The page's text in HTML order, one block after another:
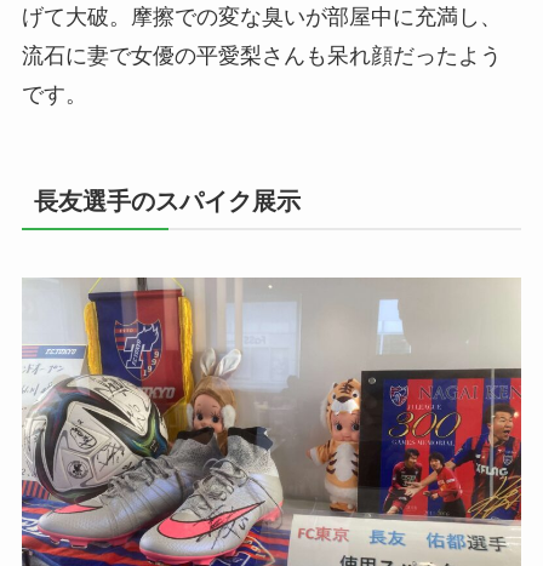
げて大破。摩擦での変な臭いが部屋中に充満し、
流石に妻で女優の平愛梨さんも呆れ顔だったよう
です。
長友選手のスパイク展示